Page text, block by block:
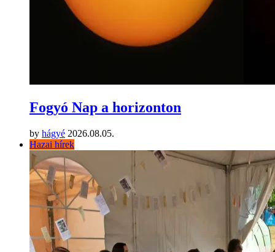
Fogyó Nap a horizonton
by hágyé 2026.08.05.
Hazai hírek